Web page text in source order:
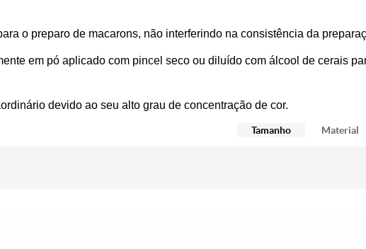
o preparo de macarons, não interferindo na consistência da
em pó aplicado com pincel seco ou diluído com álcool de cerais
devido ao seu alto grau de concentração de cor.
Tamanho Material